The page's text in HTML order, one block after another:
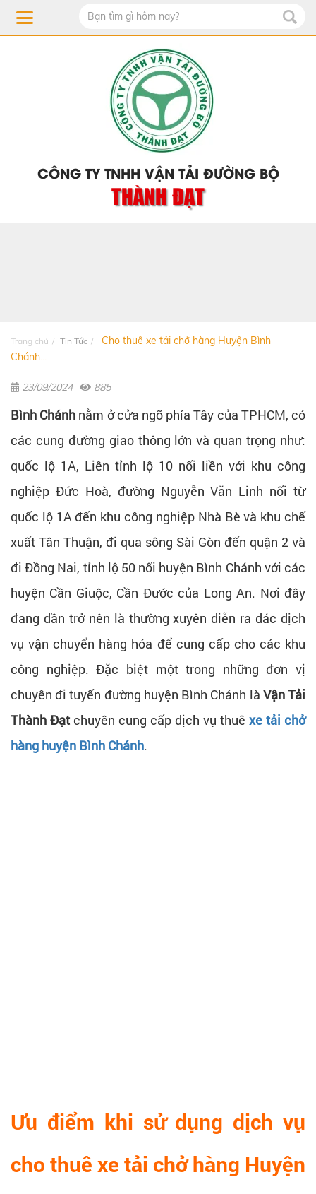
CÔNG TY TNHH VẬN TẢI ĐƯỜNG BỘ
THÀNH ĐẠT
Trang chủ Tin Tức
Cho thuê xe tải chở hàng Huyện Bình
Chánh...
23/09/2024 885
Bình Chánh nằm ở cửa ngõ phía Tây của TPHCM, có
các cung đường giao thông lớn và quan trọng như:
quốc lộ 1A, Liên tỉnh lộ 10 nối liền với khu công
nghiệp Đức Hoà, đường Nguyễn Văn Linh nối từ
quốc lộ 1A đến khu công nghiệp Nhà Bè và khu chế
xuất Tân Thuận, đi qua sông Sài Gòn đến quận 2 và
đi Đồng Nai, tỉnh lộ 50 nối huyện Bình Chánh với các
huyện Cần Giuộc, Cần Đước của Long An. Nơi đây
đang dần trở nên là thường xuyên diễn ra dác dịch
vụ vận chuyển hàng hóa để cung cấp cho các khu
công nghiệp. Đặc biệt một trong những đơn vị
chuyên đi tuyến đường huyện Bình Chánh là Vận Tải
Thành Đạt chuyên cung cấp dịch vụ thuê xe tải chở
hàng huyện Bình Chánh.
Ưu điểm khi sử dụng dịch vụ
cho thuê xe tải chở hàng Huyện